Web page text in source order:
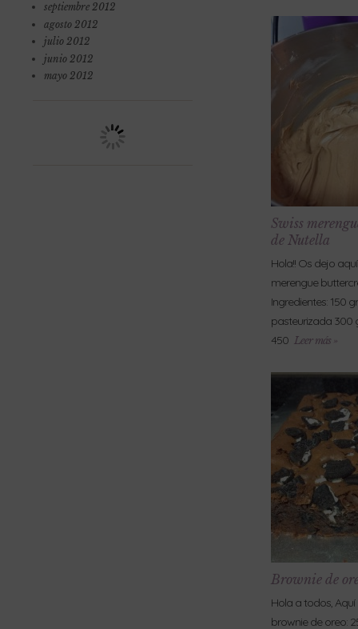
septiembre 2012
agosto 2012
julio 2012
junio 2012
mayo 2012
Swiss
de Nutella
Hola!! Os dejo
merengue
Ingredientes: 150
pasteurizada 300
450 Leer más »
Brownie de
Hola a todos,
brownie de oreo: